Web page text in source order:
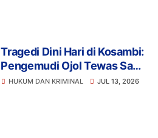
Tragedi Dini Hari di Kosambi:
Pengemudi Ojol Tewas Saat
Istirahat, Motor dan HP Raib
HUKUM DAN KRIMINAL JUL 13, 2026